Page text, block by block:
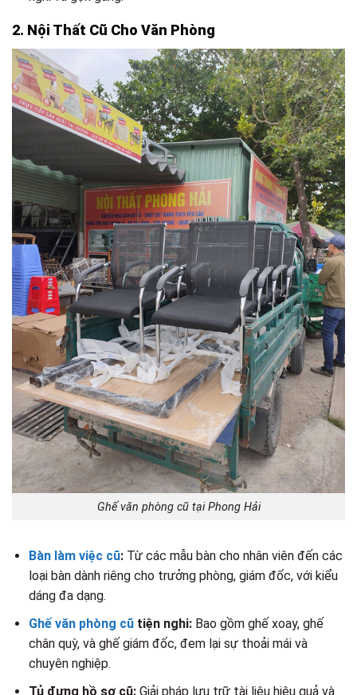
2. Nội Thất Cũ Cho Văn Phòng
Ghế văn phòng cũ tại Phong Hải
Bàn làm việc cũ:Từ các mẫu bàn cho nhân viên đến các
loại bàn dành riêng cho trưởng phòng, giám đốc, với kiểu
dáng đa dạng.
Ghế văn phòng cũtiện nghi:Bao gồm ghế xoay, ghế
chân quỳ, và ghế giám đốc, đem lại sự thoải mái và
chuyên nghiệp.
Tủ đựng hồ sơ cũ:Giải pháp lưu trữ tài liệu hiệu quả và